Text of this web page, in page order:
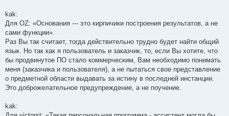
kak:
Для OZ: «Основания --- это кирпичики построения результатов, а не
сами функции».
Раз Вы так считает, тогда действительно трудно будет найти общий
язык. Но так как я пользователь и заказчик, то, если Вы хотите, что
бы продвинутое ПО стало коммерческим, Вам необходимо понимать
меня (заказчика и пользователя), а не пытаться свое представление
о предметной области выдавать за истину в последней инстанции.
Это доброжелательное предупреждение, а не поучение.
kak: